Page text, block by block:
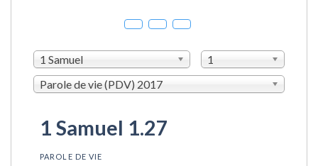
1 Samuel
1
Parole de vie (PDV) 2017
1 Samuel 1.27
PAROLE DE VIE